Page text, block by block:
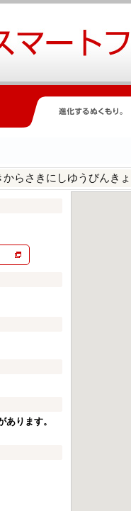
からさきにしゆうびんき
ります。